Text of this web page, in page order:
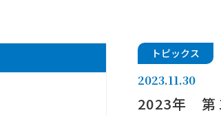
トピックス
2023.11.30
2023年 第